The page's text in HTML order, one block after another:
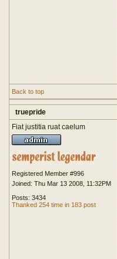
Back to top
truepride
Fiat justitia ruat caelum
Registered Member #996
Joined: Thu Mar 13 2008, 11:32PM
Posts: 3434
Thanked 254 time in 183 post